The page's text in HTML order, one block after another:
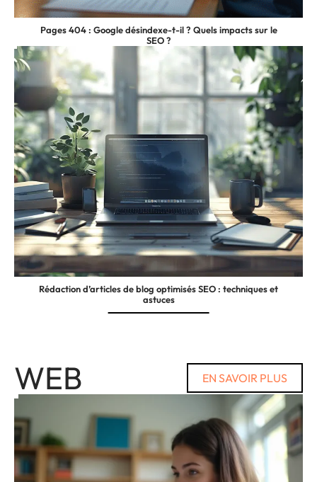
Pages 404 : Google désindexe-t-il ? Quels impacts sur le
SEO ?
Rédaction d’articles de blog optimisés SEO : techniques et
astuces
WEB EN SAVOIR PLUS